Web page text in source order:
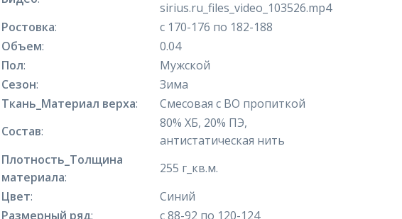
sirius.ru_files_video_103526.mp4
Ростовка:
с 170-176 по 182-188
Объем:
0.04
Пол:
Мужской
Сезон:
Зима
Ткань_Материал верха:
Смесовая с ВО пропиткой
Состав:
80% ХБ, 20% ПЭ,
антистатическая нить
Плотность_Толщина
материала:
255 г_кв.м.
Цвет:
Синий
Размерный ряд: с 88-92 по 120-124